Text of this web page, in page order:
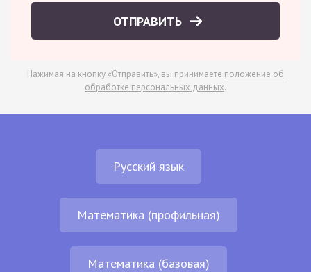
ОТПРАВИТЬ
Нажимая на кнопку «Отправить», вы принимаете положение об
обработке персональных данных.
Русский язык
Математика (профильная)
Математика (базовая)